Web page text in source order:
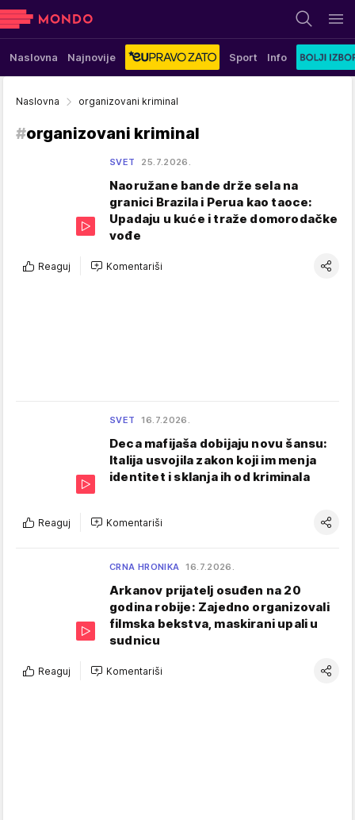
Naslovna Najnovije Sport Info
Naslovna organizovani kriminal
#organizovani kriminal
SVET 25.7.2026.
Naoružane bande drže sela na
granici Brazila i Perua kao taoce:
Upadaju u kuće i traže domorodačke
vođe
Reaguj Komentariši
SVET 16.7.2026.
Deca mafijaša dobijaju novu šansu:
Italija usvojila zakon koji im menja
identitet i sklanja ih od kriminala
Reaguj Komentariši
CRNA HRONIKA 16.7.2026.
Arkanov prijatelj osuđen na 20
godina robije: Zajedno organizovali
filmska bekstva, maskirani upali u
sudnicu
Reaguj Komentariši